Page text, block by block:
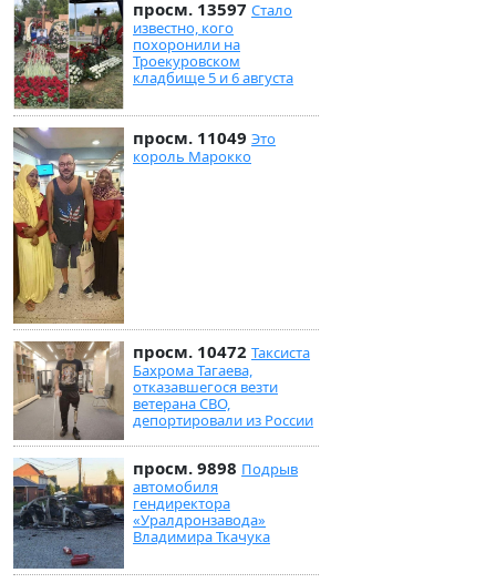
просм. 13597 Стало
известно, кого
похоронили на
Троекуровском
кладбище 5 и 6 августа
просм. 11049 Это
король Марокко
просм. 10472 Таксиста
Бахрома Тагаева,
отказавшегося везти
ветерана СВО,
депортировали из России
просм. 9898 Подрыв
автомобиля
гендиректора
«Уралдронзавода»
Владимира Ткачука